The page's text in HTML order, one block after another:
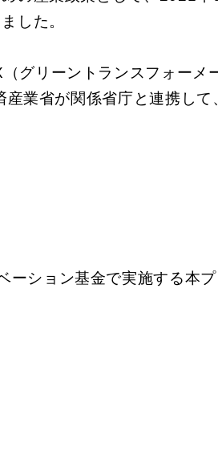
した。
グリーントランスフォーメ
業省が関係省庁と連携して
ーション基金で実施する本